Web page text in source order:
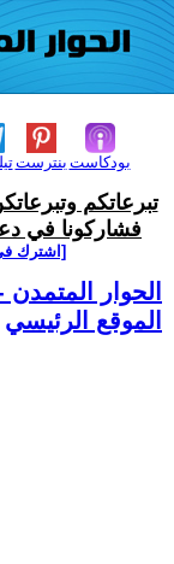
بنترست بودكاست
تبرعاتكم
فشاركونا في
[اشترك
الحوار المتمدن
الموقع الرئيسي